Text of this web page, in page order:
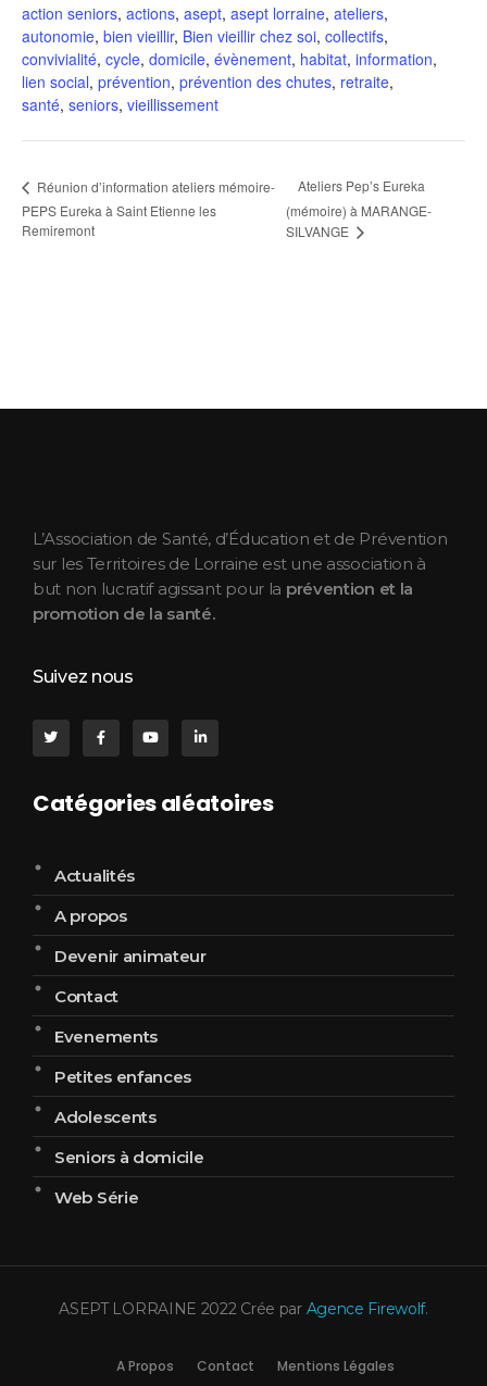
action seniors, actions, asept, asept lorraine, ateliers,
autonomie, bien vieillir, Bien vieillir chez soi, collectifs,
convivialité, cycle, domicile, évènement, habitat, information,
lien social, prévention, prévention des chutes, retraite,
santé, seniors, vieillissement
Réunion d’information ateliers mémoire-
PEPS Eureka à Saint Etienne les
Remiremont
Ateliers Pep’s Eureka
(mémoire) à MARANGE-
SILVANGE
L’Association de Santé, d’Éducation et de Prévention
sur les Territoires de Lorraine est une association à
but non lucratif agissant pour la prévention et la
promotion de la santé.
Suivez nous
Catégories aléatoires
Actualités
A propos
Devenir animateur
Contact
Evenements
Petites enfances
Adolescents
Seniors à domicile
Web Série
ASEPT LORRAINE 2022 Crée par Agence Firewolf.
A Propos Contact Mentions Légales